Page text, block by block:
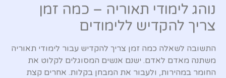
נוהג לימודי תאוריה – כמה זמן
צריך להקדיש ללימודים
התשובה לשאלה כמה זמן צריך להקדיש עבור לימודי תאוריה
משתנה מאדם לאדם. ישנם אנשים המסוגלים לקלוט את
החומר במהירות, ולעבור את המבחן בקלות. אחרים קצת